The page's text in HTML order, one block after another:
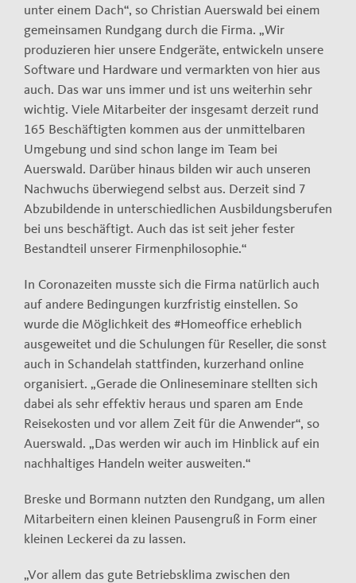
unter einem Dach“, so Christian Auerswald bei einem
gemeinsamen Rundgang durch die Firma. „Wir
produzieren hier unsere Endgeräte, entwickeln unsere
Software und Hardware und vermarkten von hier aus
auch. Das war uns immer und ist uns weiterhin sehr
wichtig. Viele Mitarbeiter der insgesamt derzeit rund
165 Beschäftigten kommen aus der unmittelbaren
Umgebung und sind schon lange im Team bei
Auerswald. Darüber hinaus bilden wir auch unseren
Nachwuchs überwiegend selbst aus. Derzeit sind 7
Abzubildende in unterschiedlichen Ausbildungsberufen
bei uns beschäftigt. Auch das ist seit jeher fester
Bestandteil unserer Firmenphilosophie.“
In Coronazeiten musste sich die Firma natürlich auch
auf andere Bedingungen kurzfristig einstellen. So
wurde die Möglichkeit des #Homeoffice erheblich
ausgeweitet und die Schulungen für Reseller, die sonst
auch in Schandelah stattfinden, kurzerhand online
organisiert. „Gerade die Onlineseminare stellten sich
dabei als sehr effektiv heraus und sparen am Ende
Reisekosten und vor allem Zeit für die Anwender“, so
Auerswald. „Das werden wir auch im Hinblick auf ein
nachhaltiges Handeln weiter ausweiten.“
Breske und Bormann nutzten den Rundgang, um allen
Mitarbeitern einen kleinen Pausengruß in Form einer
kleinen Leckerei da zu lassen.
„Vor allem das gute Betriebsklima zwischen den